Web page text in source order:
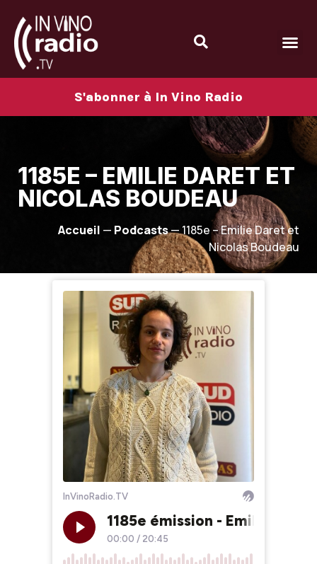
S'abonner à In Vino Radio
1185E – EMILIE DARET ET
NICOLAS BOUDEAU
Accueil — Podcasts—1185e – Emilie Daret et
Nicolas Boudeau